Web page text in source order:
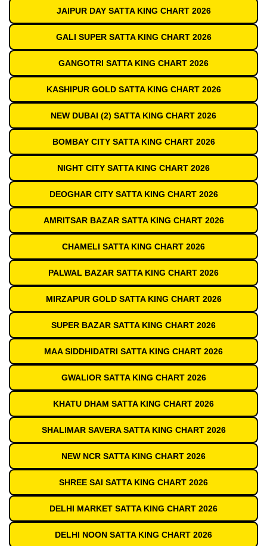
JAIPUR DAY SATTA KING CHART 2026
GALI SUPER SATTA KING CHART 2026
GANGOTRI SATTA KING CHART 2026
KASHIPUR GOLD SATTA KING CHART 2026
NEW DUBAI (2) SATTA KING CHART 2026
BOMBAY CITY SATTA KING CHART 2026
NIGHT CITY SATTA KING CHART 2026
DEOGHAR CITY SATTA KING CHART 2026
AMRITSAR BAZAR SATTA KING CHART 2026
CHAMELI SATTA KING CHART 2026
PALWAL BAZAR SATTA KING CHART 2026
MIRZAPUR GOLD SATTA KING CHART 2026
SUPER BAZAR SATTA KING CHART 2026
MAA SIDDHIDATRI SATTA KING CHART 2026
GWALIOR SATTA KING CHART 2026
KHATU DHAM SATTA KING CHART 2026
SHALIMAR SAVERA SATTA KING CHART 2026
NEW NCR SATTA KING CHART 2026
SHREE SAI SATTA KING CHART 2026
DELHI MARKET SATTA KING CHART 2026
DELHI NOON SATTA KING CHART 2026